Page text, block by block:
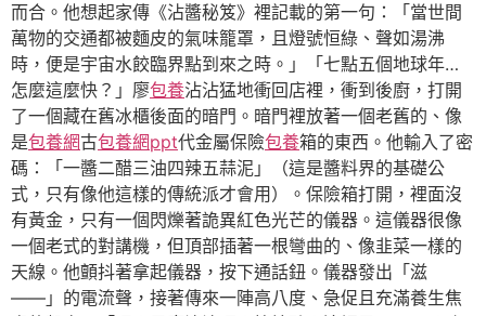
而合。他想起家傳《沾醬秘笈》裡記載的第一句：「當世間
萬物的交通都被麵皮的氣味籠罩，且燈號恒綠、聲如湯沸
時，便是宇宙水餃臨界點到來之時。」「七點五個地球年…
怎麼這麼快？」廖包養沾沾猛地衝回店裡，衝到後廚，打開
了一個藏在舊冰櫃後面的暗門。暗門裡放著一個老舊的、像
是包養網古包養網ppt代金屬保險包養箱的東西。他輸入了密
碼：「一醬二醋三油四辣五蒜泥」（這是醬料界的基礎公
式，只有像他這樣的傳統派才會用）。保險箱打開，裡面沒
有黃金，只有一個閃爍著詭異紅色光芒的儀器。這儀器很像
一個老式的對講機，但頂部插著一根彎曲的、像韭菜一樣的
天線。他顫抖著拿起儀器，按下通話鈕。儀器發出「滋
——」的電流聲，接著傳來一陣高八度、急促且充滿養生焦